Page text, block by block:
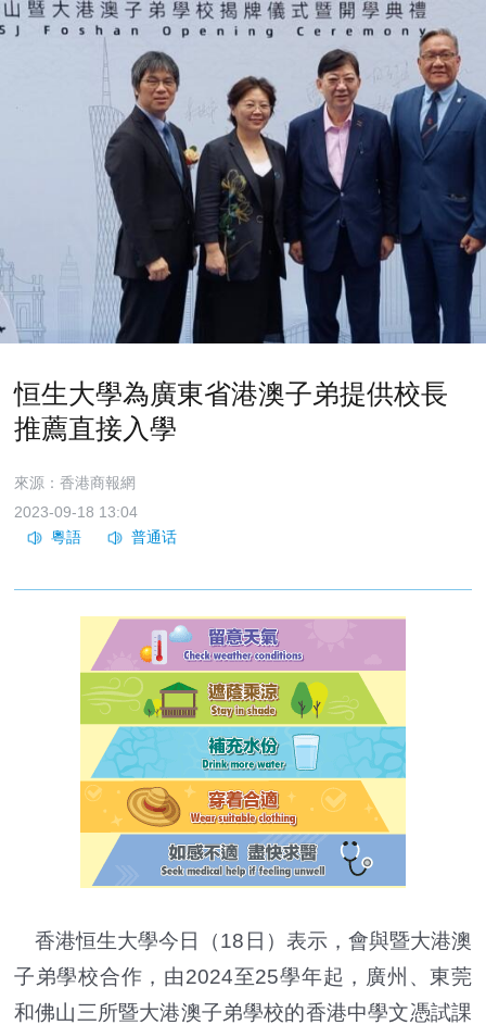
恒生大學為廣東省港澳子弟提供校長
推薦直接入學
來源：香港商報網
2023-09-18 13:04
香港恒生大學今日（18日）表示，會與暨大港澳
子弟學校合作，由2024至25學年起，廣州、東莞
和佛山三所暨大港澳子弟學校的香港中學文憑試課